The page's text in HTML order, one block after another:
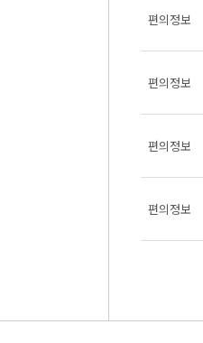
편의정보
편의정보
편의정보
편의정보